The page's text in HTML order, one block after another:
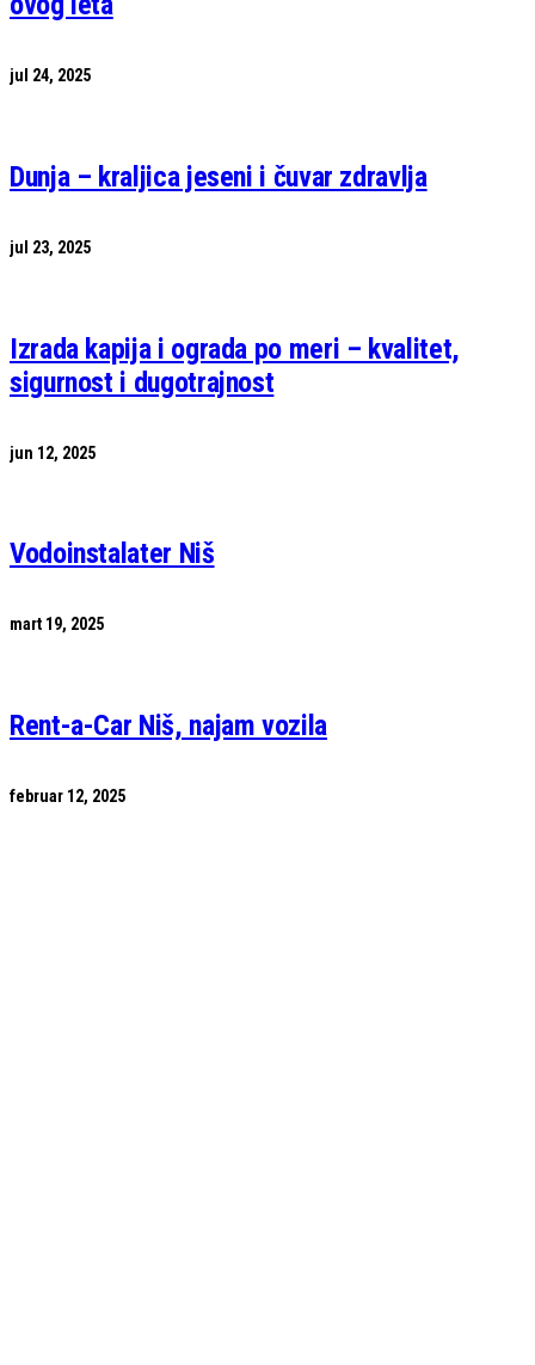
jul 24, 2025
Dunja – kraljica jeseni i čuvar zdravlja
jul 23, 2025
Izrada kapija i ograda po meri – kvalitet,
sigurnost i dugotrajnost
jun 12, 2025
Vodoinstalater Niš
mart 19, 2025
Rent-a-Car Niš, najam vozila
februar 12, 2025